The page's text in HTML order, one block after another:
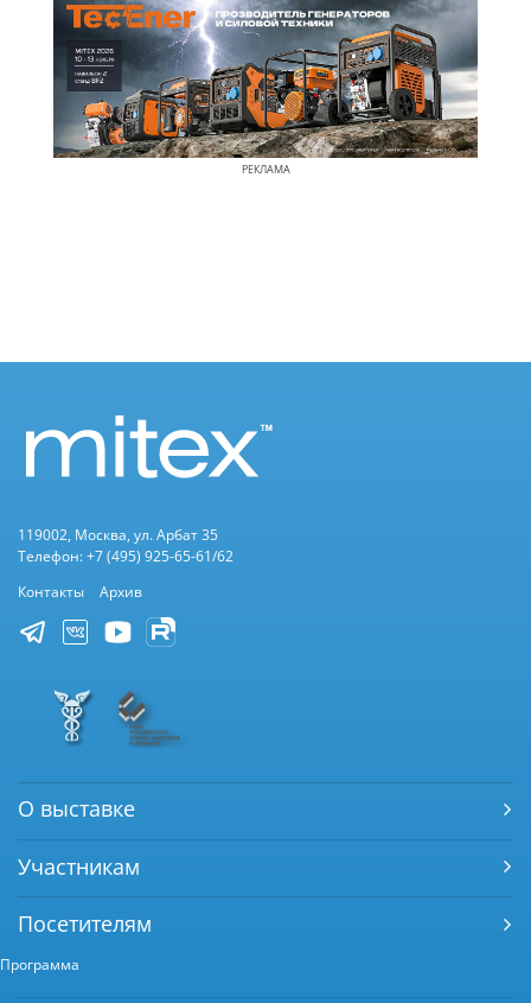
РЕКЛАМА
119002, Москва, ул. Арбат 35
Телефон: +7 (495) 925-65-61/62
Контакты
Архив
О выставке
Участникам
Посетителям
Программа